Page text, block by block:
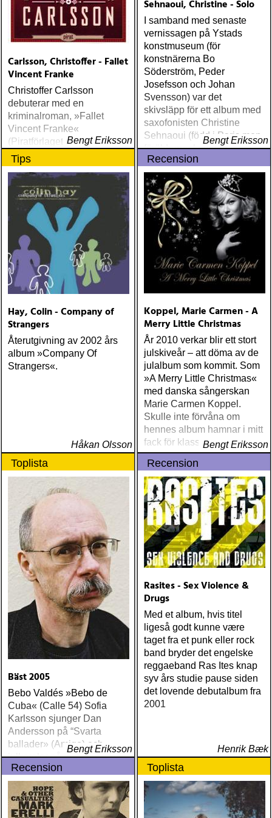
Records) Iris DeMent: “The
Trackless Woods”
(Flariella) Bob Cheevers,
och Greg Copeland:
»Hidden Treasures –
Singer Songwriters From
Home« (Hemifrån) Frankie
Lee: “American Dream”
(Loose) Kikki Danielsson:
»Postcard From A Painted
Lady« (Capitol) Yonder:
»Graftings« (Rootsy) Peder
af Ugglas: »Departures«
(Rootsy) Spinning Jennies:
»Istället för visor« (Egen
utgivning) Richard
Thompson: »Still« (Proper)
Martin & Eliza Carthy: »The
Moral Of The Elephant«
(Topic) Bella Hardy: »With
The Dawn« (Hoe) Sofie
Livebrant: »Lighthouse
Songhoy Blues: »Music in
Exile« (Transgressive)
Bassekou Koyaté & Ngoni
ba: »Ba Power«
(Glitterbeat) Mbongwana
Africa Express: »Presents
Terry Riley´s In C Mali«
(Transgressiv) Olika artister:
Treasures From The NCAC
Arhcives, The Gambia Vol
2« (NCAC) Jali Alagi M
´Bye, Arne Forsén och
Jonas Knutsson: »Mansa
Konko« (Quica Records)
Inna Modja: »Hotel
Bamako« (Warner) José
Pereelanga: »Varma
Kitoko« (Drum Voice) Elina
Duni Quartet:
»Dallëndyshe« (ECM)
Buena Vista Social Club:
»Lost and Found« (World
Circuit) Louisa Lyne & di
Yiddishe Kapelye: »A
Farblondzhete Blondinke«
(Maestro Music) Hazmat
Modine: »Extra-Deluxe-
Supreme« (Jaro) Ale Möller
med vänner:
»Bouzoukispelman«
(Giga/Naxos) Filip Jers
Quartet: »Plays Swedish
Folk« (Schmalensee) Kraja:
»Hur långt som helst«
Carlsson, Christoffer - Fallet
Vincent Franke
Christoffer Carlsson
debuterar med en
kriminalroman, »Fallet
Vincent Franke«
(Piratförlaget), i den
moderna, nutida form som
jag tror kommer att bli allt
mer vanlig
Bengt Eriksson
Sehnaoui, Christine - Solo
I samband med senaste
vernissagen på Ystads
konstmuseum (för
konstnärerna Bo
Söderström, Peder
Josefsson och Johan
Svensson) var det
skivsläpp för ett album med
saxofonisten Christine
Sehnaoui (född i Paris men
föräldrarna kommer från
Libanon)
Bengt Eriksson
Tips
Hay, Colin - Company of
Strangers
Återutgivning av 2002 års
album »Company Of
Strangers«.
Håkan Olsson
Recension
Koppel, Marie Carmen - A
Merry Little Christmas
År 2010 verkar blir ett stort
julskiveår – att döma av de
julalbum som kommit. Som
»A Merry Little Christmas«
med danska sångerskan
Marie Carmen Koppel.
Skulle inte förvåna om
hennes album hamnar i mitt
fack för klassiska julskivor
Bengt Eriksson
Toplista
Bäst 2005
Bebo Valdés »Bebo de
Cuba« (Calle 54) Sofia
Karlsson sjunger Dan
Andersson på “Svarta
ballader» (Amigo) och
julkoraler på “Jul i folkton«
(Amigo) Kraja »Vackert
väder!« (Drone) Wille Toors
»Spelar låtar« (Sugarbeat
It), Lennart Gybrant &
Bengt Eriksson
Recension
Rasites - Sex Violence &
Drugs
Med et album, hvis titel
ligeså godt kunne være
taget fra et punk eller rock
band bryder det engelske
reggaeband Ras Ites knap
syv års studie pause siden
det lovende debutalbum fra
2001
Henrik Bæk
Recension Toplista